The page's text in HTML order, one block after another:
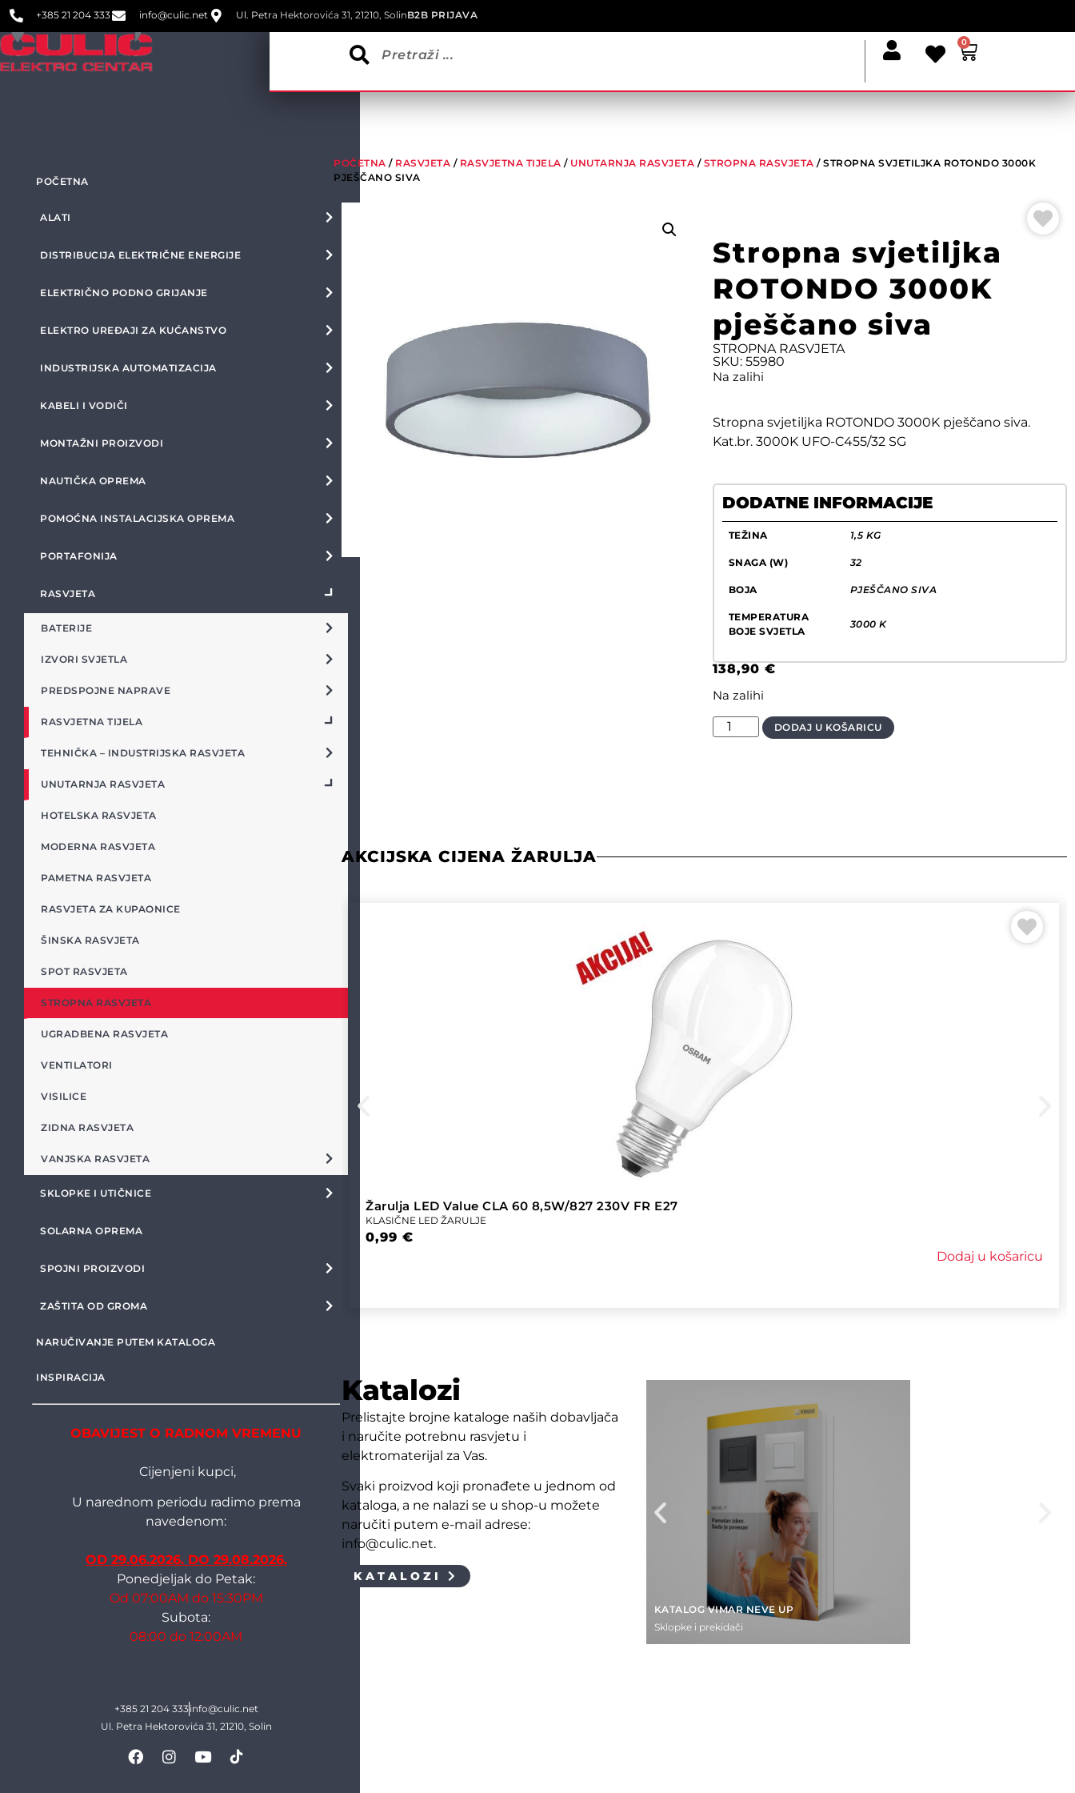
+385 21 204 333 info@culic.net Ul. Petra Hektorovića 31, 21210, SolinB2B PRIJAVA
0
POČETNA
ALATI
DISTRIBUCIJA ELEKTRIČNE ENERGIJE
ELEKTRIČNO PODNO GRIJANJE
ELEKTRO UREĐAJI ZA KUĆANSTVO
INDUSTRIJSKA AUTOMATIZACIJA
KABELI I VODIČI
MONTAŽNI PROIZVODI
NAUTIČKA OPREMA
POMOĆNA INSTALACIJSKA OPREMA
PORTAFONIJA
RASVJETA
BATERIJE
IZVORI SVJETLA
PREDSPOJNE NAPRAVE
RASVJETNA TIJELA
TEHNIČKA – INDUSTRIJSKA RASVJETA
UNUTARNJA RASVJETA
HOTELSKA RASVJETA
MODERNA RASVJETA
PAMETNA RASVJETA
RASVJETA ZA KUPAONICE
ŠINSKA RASVJETA
SPOT RASVJETA
STROPNA RASVJETA
UGRADBENA RASVJETA
VENTILATORI
VISILICE
ZIDNA RASVJETA
VANJSKA RASVJETA
SKLOPKE I UTIČNICE
SOLARNA OPREMA
SPOJNI PROIZVODI
ZAŠTITA OD GROMA
NARUČIVANJE PUTEM KATALOGA
INSPIRACIJA
OBAVIJEST O RADNOM VREMENU
Cijenjeni kupci,
U narednom periodu radimo prema
navedenom:
OD 29.06.2026. DO 29.08.2026.
Ponedjeljak do Petak:
Od 07:00AM do 15:30PM
Subota:
08:00 do 12:00AM
+385 21 204 333info@culic.net
Ul. Petra Hektorovića 31, 21210, Solin
POČETNA / RASVJETA / RASVJETNA TIJELA / UNUTARNJA RASVJETA / STROPNA RASVJETA / STROPNA SVJETILJKA ROTONDO 3000K
PJEŠČANO SIVA
Stropna svjetiljka
ROTONDO 3000K
pješčano siva
STROPNA RASVJETA
SKU: 55980
Na zalihi
Stropna svjetiljka ROTONDO 3000K pješčano siva.
Kat.br. 3000K UFO-C455/32 SG
DODATNE INFORMACIJE
TEŽINA 1,5 KG
SNAGA (W) 32
BOJA PJEŠČANO SIVA
TEMPERATURA
BOJE SVJETLA
3000 K
138,90 €
Na zalihi
DODAJ U KOŠARICU
AKCIJSKA CIJENA ŽARULJA
Žarulja LED Value CLA 60 8,5W/827 230V FR E27
KLASIČNE LED ŽARULJE
0,99€
Dodaj u košaricu
Katalozi
Prelistajte brojne kataloge naših dobavljača
i naručite potrebnu rasvjetu i
elektromaterijal za Vas.
Svaki proizvod koji pronađete u jednom od
kataloga, a ne nalazi se u shop-u možete
naručiti putem e-mail adrese:
info@culic.net.
KATALOZI
KATALOG VIMAR NEVE UP
Sklopke i prekidači